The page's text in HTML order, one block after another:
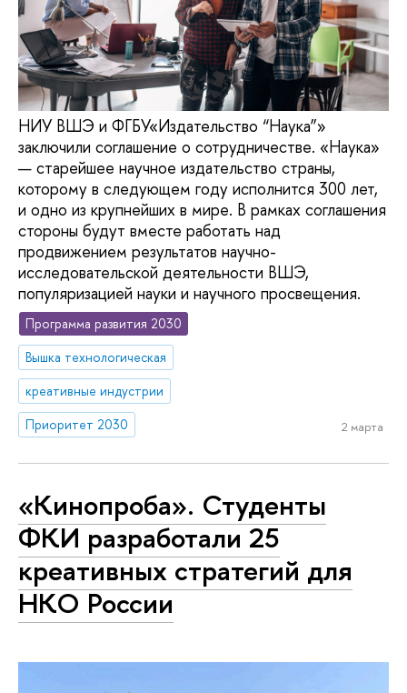
НИУ ВШЭ и ФГБУ«Издательство “Наука”»
заключили соглашение о сотрудничестве. «Наука»
— старейшее научное издательство страны,
которому в следующем году исполнится 300 лет,
и одно из крупнейших в мире. В рамках соглашения
стороны будут вместе работать над
продвижением результатов научно-
исследовательской деятельности ВШЭ,
популяризацией науки и научного просвещения.
Программа развития 2030
Вышка технологическая
креативные индустрии
Приоритет 2030
2 марта
«Кинопроба». Студенты
ФКИ разработали 25
креативных стратегий для
НКО России